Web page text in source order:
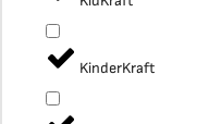
KinderKraft